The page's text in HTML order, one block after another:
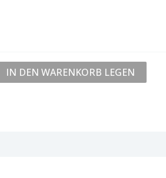
IN DEN WARENKORB LEGEN